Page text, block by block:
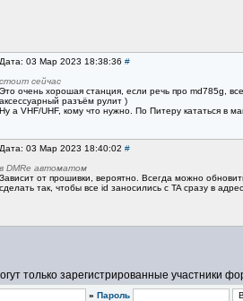
Дата: 03 Мар 2023 18:38:36 #
стоит сейчас
Это очень хорошая станция, если речь про md785g,
аксессуарный разъём рулит )
Ну а VHF/UHF, кому что нужно. По Питеру кататься в
Дата: 03 Мар 2023 18:40:02 #
в DMRе автоматом
Зависит от прошивки, вероятно. Всегда можно
сделать так, чтобы все id заносились с TA сразу в
только зарегистрированные участники
» Пароль